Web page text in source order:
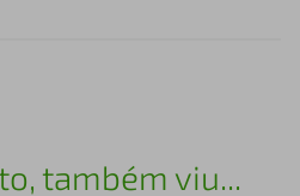
também viu...